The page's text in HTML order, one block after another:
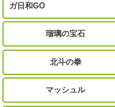
ガ日和GO
瑠璃の宝石
北斗の拳
マッシュル